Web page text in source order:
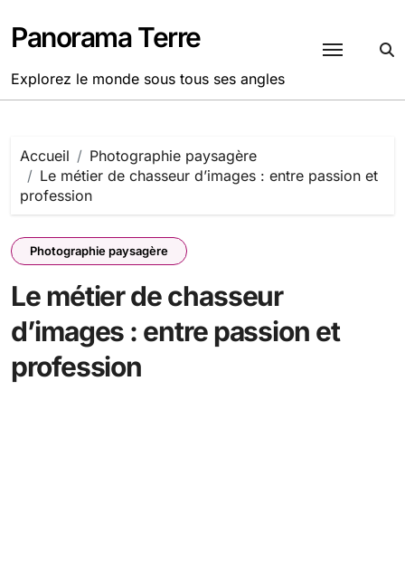
au
contenu
Panorama Terre
Explorez le monde sous tous ses angles
Accueil
Photographie paysagère
Le métier de chasseur d’images : entre passion et
profession
Photographie paysagère
Le métier de chasseur
d’images : entre passion et
profession